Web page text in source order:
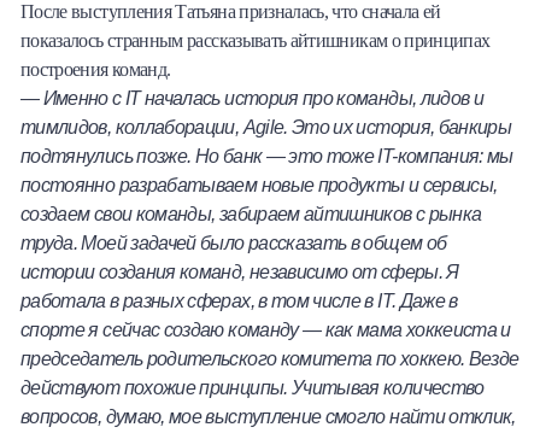
После выступления Татьяна призналась, что сначала ей
показалось странным рассказывать айтишникам о принципах
построения команд.
— Именно с IT началась история про команды, лидов и
тимлидов, коллаборации, Agile. Это их история, банкиры
подтянулись позже. Но банк — это тоже IT-компания: мы
постоянно разрабатываем новые продукты и сервисы,
создаем свои команды, забираем айтишников с рынка
труда. Моей задачей было рассказать в общем об
истории создания команд, независимо от сферы. Я
работала в разных сферах, в том числе в IT. Даже в
спорте я сейчас создаю команду — как мама хоккеиста и
председатель родительского комитета по хоккею. Везде
действуют похожие принципы. Учитывая количество
вопросов, думаю, мое выступление смогло найти отклик,